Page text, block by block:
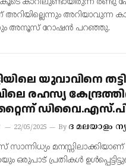
കാറിലുണ്ടായിരുന്ന രണ്ടു
അറിയാവുന്ന
അനൂസ് റോഷൻ പറഞ്ഞു.
യുവാവിനെ
രഹസ്യ
22/05/2025 By ദ മലയാളം
സാന്നിധ്യം
ഒരുപാട് പ്രതികൾ